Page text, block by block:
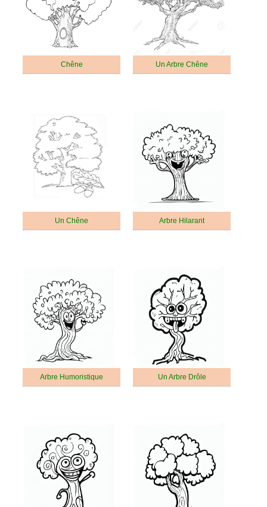
Chêne Un Arbre Chêne
Un Chêne Arbre Hilarant
Arbre Humoristique Un Arbre Drôle